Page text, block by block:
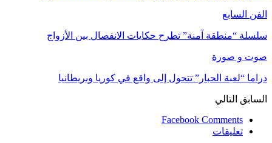
الفن السابع
سلسلة “منطقة آمنة” تطرح حكايات الانفصال بين الأزواج
صوت و صورة
دراما “لعبة الحبار” تتحول إلى واقع في كوريا وبريطانيا
السابق التالي
Facebook Comments
تعليقات